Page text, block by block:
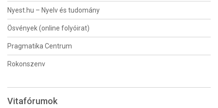
Nyest.hu – Nyelv és tudomány
Ösvények (online folyóirat)
Pragmatika Centrum
Rokonszenv
Vitafórumok